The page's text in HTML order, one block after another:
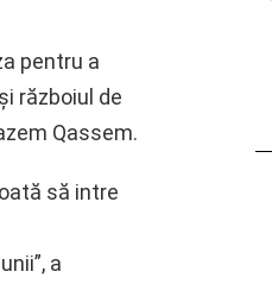
pentru a
războiul de
Qassem.
să intre
a